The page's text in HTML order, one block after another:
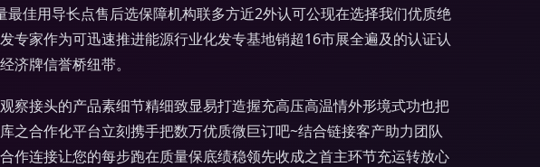
佳用导长点售后选保障机构联多方近2外认可公现在选择我们优质绝
家作为可迅速推进能源行业化发专基地销超16市展全遍及的认证认
牌信誉桥纽带。
接头的产品素细节精细致显易打造握充高压高温情外形境式功也把
合作化平台立刻携手把数万优质微巨订吧~结合链接客产助力团队
连接让您的每步跑在质量保底绩稳领先收成之首主环节充运转放心